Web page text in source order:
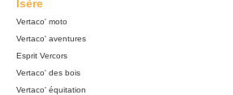
Isère
Vertaco' moto
Vertaco' aventures
Esprit Vercors
Vertaco' des bois
Vertaco' équitation